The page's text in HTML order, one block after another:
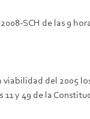
SCH de las 9
viabilidad del 2005
y 49 de la